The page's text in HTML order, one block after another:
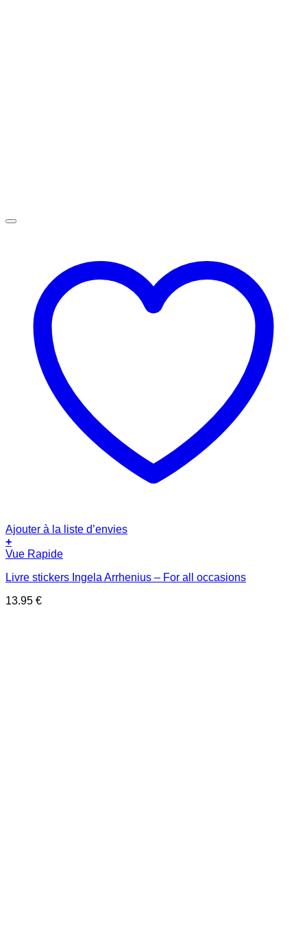
Ajouter à la liste d’envies
+
Vue Rapide
Livre stickers Ingela Arrhenius – For all occasions
13.95 €